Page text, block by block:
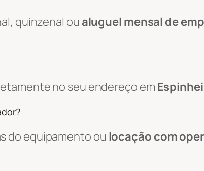
quinzenal ou aluguel mensal de
no seu endereço em
do equipamento ou locação com